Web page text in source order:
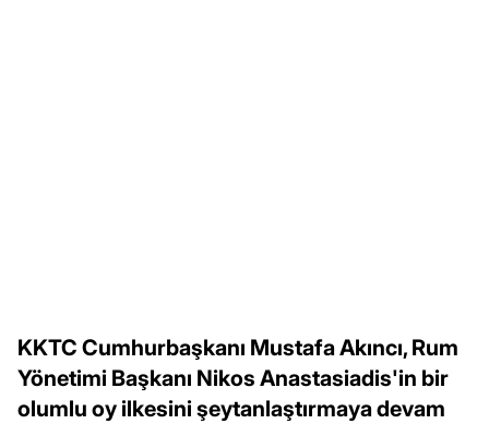
KKTC Cumhurbaşkanı Mustafa Akıncı, Rum
Yönetimi Başkanı Nikos Anastasiadis'in bir
olumlu oy ilkesini şeytanlaştırmaya devam